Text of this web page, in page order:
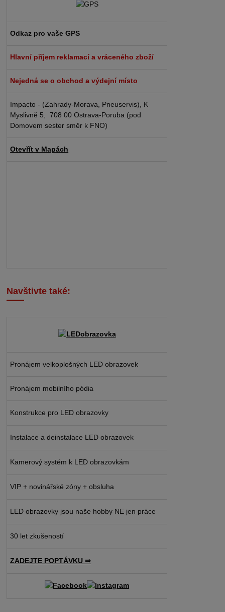
Odkaz pro vaše GPS
Hlavní příjem reklamací a vráceného zboží
Nejedná se o obchod a výdejní místo
Impacto - (Zahrady-Morava, Pneuservis), K
Myslivně 5, 708 00 Ostrava-Poruba (pod
Domovem sester směr k FNO)
Otevřít v Mapách
Navštivte také:
Pronájem velkoplošných LED obrazovek
Pronájem mobilního pódia
Konstrukce pro LED obrazovky
Instalace a deinstalace LED obrazovek
Kamerový systém k LED obrazovkám
VIP + novinářské zóny + obsluha
LED obrazovky jsou naše hobby NE jen práce
30 let zkušeností
ZADEJTE POPTÁVKU ⇒